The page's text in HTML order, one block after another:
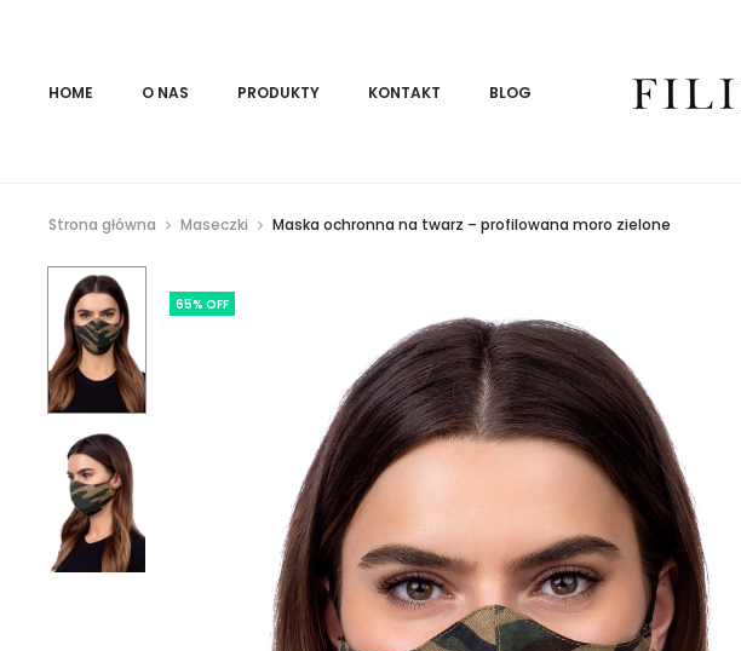
HOME O NAS PRODUKTY KONTAKT BLOG
Strona główna Maseczki Maska ochronna na twarz – profilowana moro zielone
65% OFF